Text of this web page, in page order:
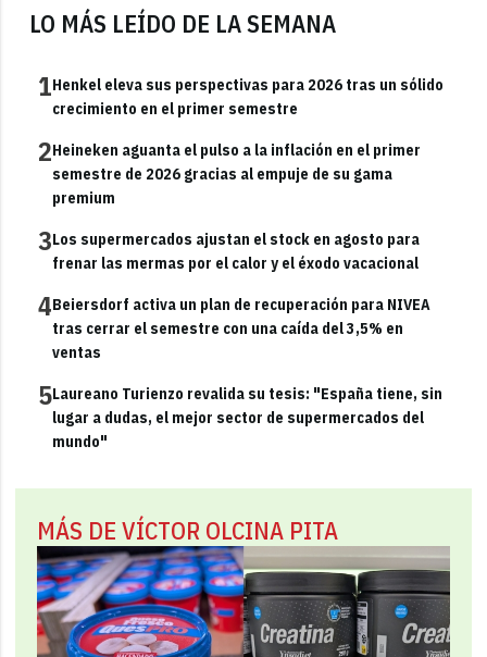
LO MÁS LEÍDO DE LA SEMANA
1Henkel eleva sus perspectivas para 2026 tras un sólido
crecimiento en el primer semestre
2Heineken aguanta el pulso a la inflación en el primer
semestre de 2026 gracias al empuje de su gama
premium
3Los supermercados ajustan el stock en agosto para
frenar las mermas por el calor y el éxodo vacacional
4Beiersdorf activa un plan de recuperación para NIVEA
tras cerrar el semestre con una caída del 3,5% en
ventas
5Laureano Turienzo revalida su tesis: "España tiene, sin
lugar a dudas, el mejor sector de supermercados del
mundo"
MÁS DE VÍCTOR OLCINA PITA